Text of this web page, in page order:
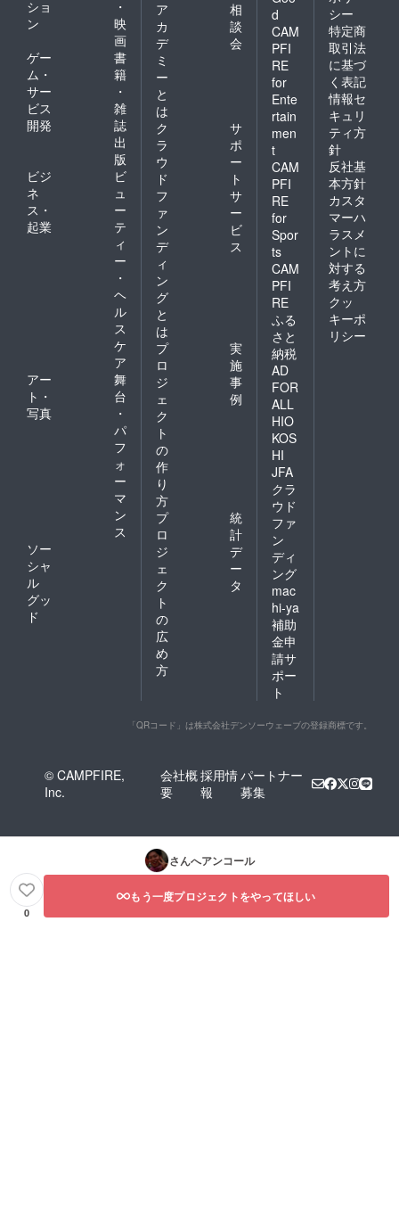
ショ
ン
・
映
画
ゲー
ム・
サー
ビス
開発
書
籍
・
雑
誌
出
版
ビジ
ネ
ス・
起業
ビ
ュ
ー
テ
ィ
ー
・
ヘ
ル
ス
ケ
ア
アー
ト・
写真
舞
台
・
パ
フ
ォ
ー
マ
ン
ス
ソー
シャ
ル
グッ
ド
ア
カ
デ
ミ
ー
と
は
相
談
会
ク
ラ
ウ
ド
フ
ァ
ン
デ
ィ
ン
グ
と
は
サ
ポ
ー
ト
サ
ー
ビ
ス
プ
ロ
ジ
ェ
ク
ト
の
作
り
方
実
施
事
例
プ
ロ
ジ
ェ
ク
ト
の
広
め
方
統
計
デ
ー
タ
d
CAM
PFI
RE
for
Ente
rtain
men
t
CAM
PFI
RE
for
Spor
ts
CAM
PFI
RE
ふる
さと
納税
AD
FOR
ALL
HIO
KOS
HI
JFA
クラ
ウド
ファ
ン
ディ
ング
mac
hi-ya
補助
金申
請サ
ポー
ト
シー
特定商
取引法
に基づ
く表記
情報セ
キュリ
ティ方
針
反社基
本方針
カスタ
マーハ
ラスメ
ントに
対する
考え方
クッ
キーポ
リシー
「QRコード」は株式会社デンソーウェーブの登録商標です。
© CAMPFIRE,
Inc.
会社概
要
採用情
報
パートナー
募集
さんへアンコール
0
もう一度プロジェクトをやってほしい